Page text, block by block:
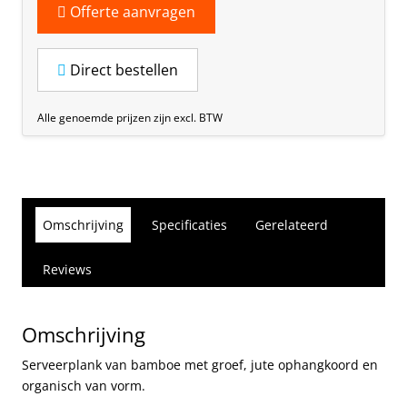
Offerte aanvragen
Direct bestellen
Alle genoemde prijzen zijn excl. BTW
Omschrijving Specificaties Gerelateerd
Reviews
Omschrijving
Serveerplank van bamboe met groef, jute ophangkoord en
organisch van vorm.